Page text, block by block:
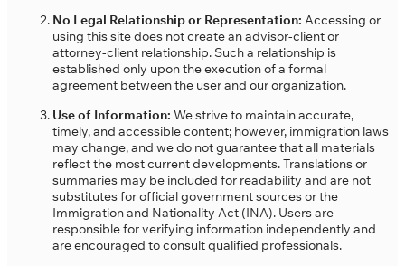
No Legal Relationship or Representation: Accessing or
using this site does not create an advisor-client or
attorney-client relationship. Such a relationship is
established only upon the execution of a formal
agreement between the user and our organization.
Use of Information: We strive to maintain accurate,
timely, and accessible content; however, immigration laws
may change, and we do not guarantee that all materials
reflect the most current developments. Translations or
summaries may be included for readability and are not
substitutes for official government sources or the
Immigration and Nationality Act (INA). Users are
responsible for verifying information independently and
are encouraged to consult qualified professionals.